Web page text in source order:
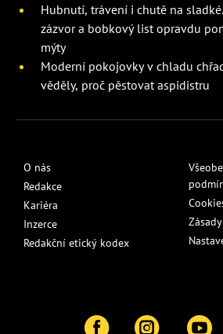
Hubnutí, trávení i chutě na
zázvor a bobkový list opravdu
mýty
Moderní pokojovky v chladu
věděly, proč pěstovat aspidistru
O nás
Redakce
Kariéra
Inzerce
Redakční etický kodex